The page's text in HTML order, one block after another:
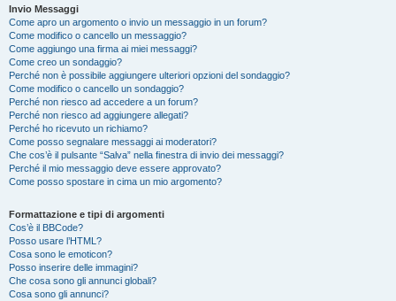
Invio Messaggi
Come apro un argomento o invio un messaggio in un forum?
Come modifico o cancello un messaggio?
Come aggiungo una firma ai miei messaggi?
Come creo un sondaggio?
Perché non è possibile aggiungere ulteriori opzioni del sondaggio?
Come modifico o cancello un sondaggio?
Perché non riesco ad accedere a un forum?
Perché non riesco ad aggiungere allegati?
Perché ho ricevuto un richiamo?
Come posso segnalare messaggi ai moderatori?
Che cos’è il pulsante “Salva” nella finestra di invio dei messaggi?
Perché il mio messaggio deve essere approvato?
Come posso spostare in cima un mio argomento?
Formattazione e tipi di argomenti
Cos’è il BBCode?
Posso usare l’HTML?
Cosa sono le emoticon?
Posso inserire delle immagini?
Che cosa sono gli annunci globali?
Cosa sono gli annunci?